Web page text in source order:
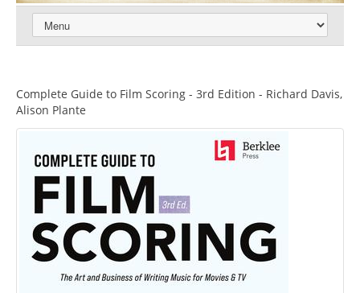
Complete Guide to Film Scoring - 3rd Edition - Richard Davis,
Alison Plante